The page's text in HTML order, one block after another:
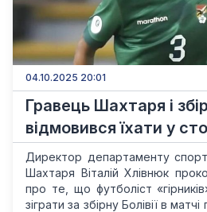
04.10.2025 20:01
Гравець Шахтаря і
відмовився їхати у
Директор департаменту
Шахтаря Віталій Хлівнюк
про те, що футболіст
зіграти за збірну Болівії в